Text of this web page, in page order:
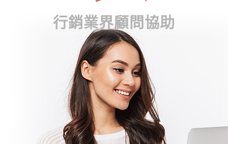
行銷業界顧問協助